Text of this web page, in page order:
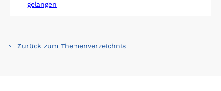
gelangen
Zurück zum Themenverzeichnis